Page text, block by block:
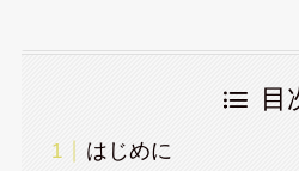
目
はじめに